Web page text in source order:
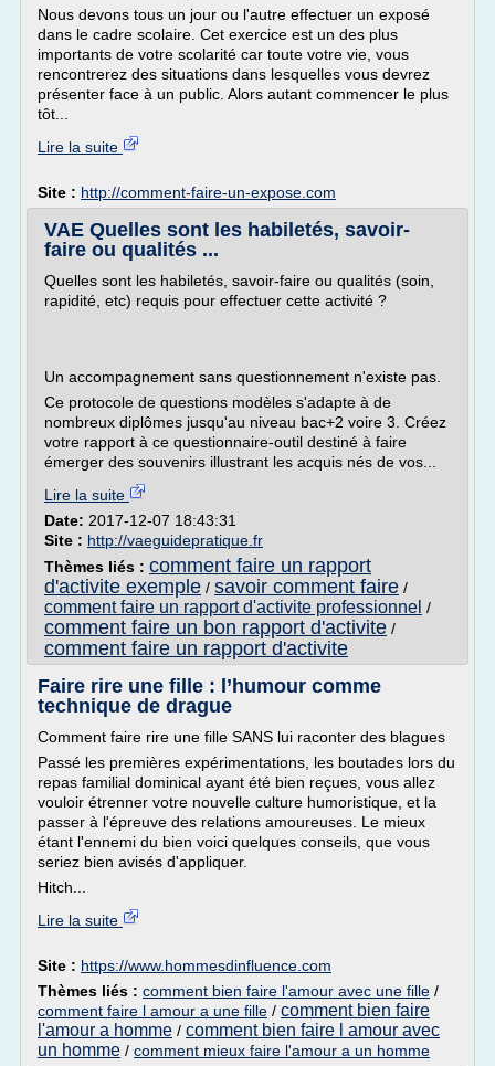
Nous devons tous un jour ou l'autre effectuer un exposé
dans le cadre scolaire. Cet exercice est un des plus
importants de votre scolarité car toute votre vie, vous
rencontrerez des situations dans lesquelles vous devrez
présenter face à un public. Alors autant commencer le plus
tôt...
Lire la suite
Site : http://comment-faire-un-expose.com
VAE Quelles sont les habiletés, savoir-
faire ou qualités ...
Quelles sont les habiletés, savoir-faire ou qualités (soin,
rapidité, etc) requis pour effectuer cette activité ?
Un accompagnement sans questionnement n'existe pas.
Ce protocole de questions modèles s'adapte à de
nombreux diplômes jusqu'au niveau bac+2 voire 3. Créez
votre rapport à ce questionnaire-outil destiné à faire
émerger des souvenirs illustrant les acquis nés de vos...
Lire la suite
Date: 2017-12-07 18:43:31
Site : http://vaeguidepratique.fr
Thèmes liés : comment faire un rapport
d'activite exemple / savoir comment faire /
comment faire un rapport d'activite professionnel /
comment faire un bon rapport d'activite /
comment faire un rapport d'activite
Faire rire une fille : l’humour comme
technique de drague
Comment faire rire une fille SANS lui raconter des blagues
Passé les premières expérimentations, les boutades lors du
repas familial dominical ayant été bien reçues, vous allez
vouloir étrenner votre nouvelle culture humoristique, et la
passer à l'épreuve des relations amoureuses. Le mieux
étant l'ennemi du bien voici quelques conseils, que vous
seriez bien avisés d'appliquer.
Hitch...
Lire la suite
Site : https://www.hommesdinfluence.com
Thèmes liés : comment bien faire l'amour avec une fille /
comment faire l amour a une fille / comment bien faire
l'amour a homme / comment bien faire l amour avec
un homme / comment mieux faire l'amour a un homme